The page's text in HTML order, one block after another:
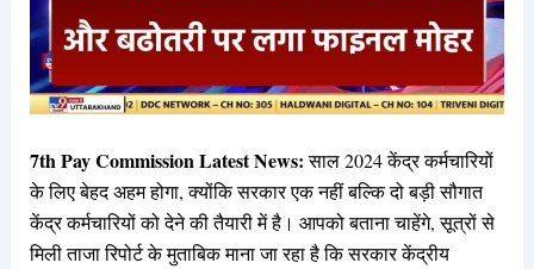
7th Pay Commission Latest News:साल 2024 केंद्र कर्मचारियों
के लिए बेहद अहम होगा, क्योंकि सरकार एक नहीं बल्कि दो बड़ी सौगात
केंद्र कर्मचारियों को देने की तैयारी में है। आपको बताना चाहेंगे, सूत्रों से
मिली ताजा रिपोर्ट के मुताबिक माना जा रहा है कि सरकार केंद्रीय